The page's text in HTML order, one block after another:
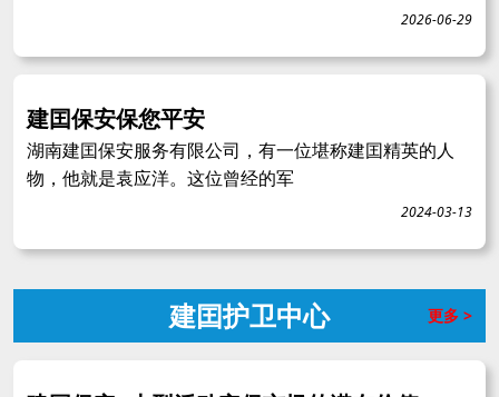
2026-06-29
建囯保安保您平安
湖南建囯保安服务有限公司，有一位堪称建囯精英的人
物，他就是袁应洋。这位曾经的军
2024-03-13
建囯护卫中心 更多 >